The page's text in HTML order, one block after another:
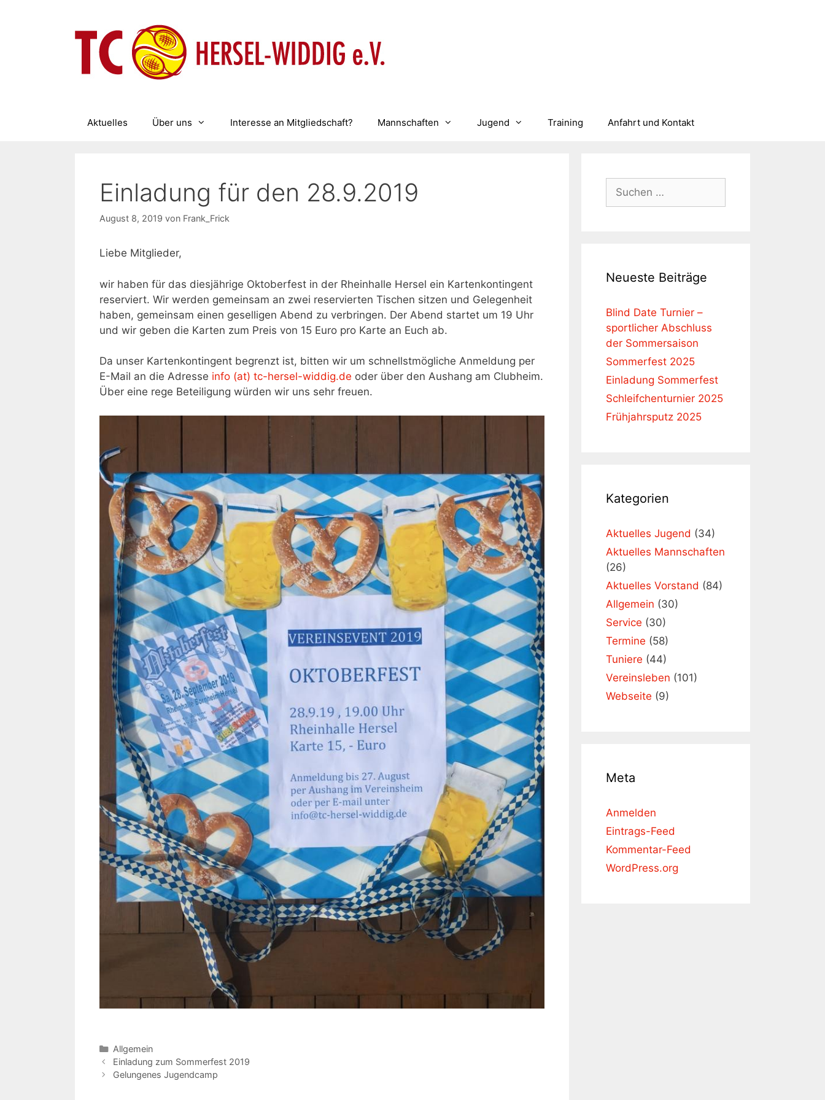
Aktuelles Über uns Interesse an Mitgliedschaft? Mannschaften Jugend Training Anfahrt und Kontakt
Einladung für den 28.9.2019
August 8, 2019 von Frank_Frick
Liebe Mitglieder,
wir haben für das diesjährige Oktoberfest in der Rheinhalle Hersel ein Kartenkontingent
reserviert. Wir werden gemeinsam an zwei reservierten Tischen sitzen und Gelegenheit
haben, gemeinsam einen geselligen Abend zu verbringen. Der Abend startet um 19 Uhr
und wir geben die Karten zum Preis von 15 Euro pro Karte an Euch ab.
Da unser Kartenkontingent begrenzt ist, bitten wir um schnellstmögliche Anmeldung per
E-Mail an die Adresse info (at) tc-hersel-widdig.de oder über den Aushang am Clubheim.
Über eine rege Beteiligung würden wir uns sehr freuen.
Kategorien
Allgemein
Einladung zum Sommerfest 2019
Gelungenes Jugendcamp
Suchen
nach:
Neueste Beiträge
Blind Date Turnier –
sportlicher Abschluss
der Sommersaison
Sommerfest 2025
Einladung Sommerfest
Schleifchenturnier 2025
Frühjahrsputz 2025
Kategorien
Aktuelles Jugend (34)
Aktuelles Mannschaften
(26)
Aktuelles Vorstand (84)
Allgemein (30)
Service (30)
Termine (58)
Tuniere (44)
Vereinsleben (101)
Webseite (9)
Meta
Anmelden
Eintrags-Feed
Kommentar-Feed
WordPress.org